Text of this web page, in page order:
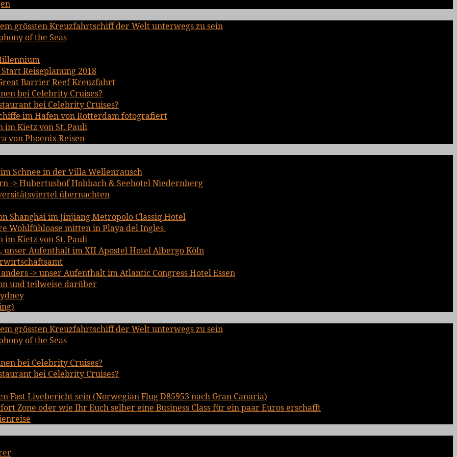
grössten Kreuzfahrtschiff der Welt unterwegs zu sein
of the Seas
Reiseplanung 2018
Barrier Reef Kreuzfahrt
bei Celebrity Cruises?
bei Celebrity Cruises?
im Hafen von Rotterdam fotografiert
Kietz von St. Pauli
von Phoenix Reisen
Schnee in der Villa Wellenrausch
-> Hubertushof Hobbach & Seehotel Niedernberg
übernachten
Shanghai im Jinjiang Metropolo Classiq Hotel
Wohlfühloase mitten in Playa del Ingles
Kietz von St. Pauli
Aufenthalt im XII Apostel Hotel Albergo Köln
-> unser Aufenthalt im Atlantic Congress Hotel Essen
und teilweise darüber
grössten Kreuzfahrtschiff der Welt unterwegs zu sein
of the Seas
bei Celebrity Cruises?
bei Celebrity Cruises?
Fast Livebericht sein (Norwegian Flug D85953 nach Gran Canaria)
Zone oder wie Ihr Euch selber eine Business Class für ein paar Euros erschafft